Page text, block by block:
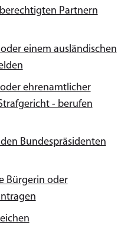
Partnern
einem ausländischen
ehrenamtlicher
- berufen
Bundespräsidenten
Bürgerin oder